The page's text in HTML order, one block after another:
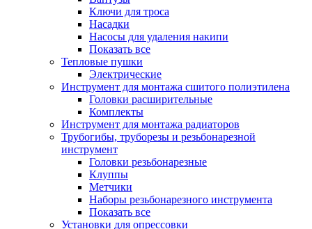
Ключи для троса
Насадки
Насосы для удаления накипи
Показать все
Тепловые пушки
Электрические
Инструмент для монтажа сшитого полиэтилена
Головки расширительные
Комплекты
Инструмент для монтажа радиаторов
Трубогибы, труборезы и резьбонарезной
инструмент
Головки резьбонарезные
Клуппы
Метчики
Наборы резьбонарезного инструмента
Показать все
Установки для опрессовки